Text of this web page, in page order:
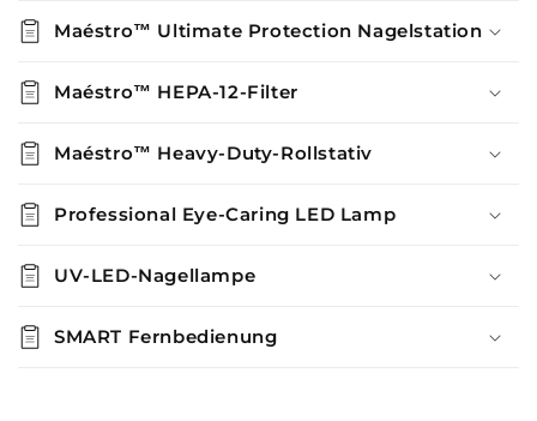
Maéstro™ Ultimate Protection Nagelstation
Maéstro™ HEPA-12-Filter
Maéstro™ Heavy-Duty-Rollstativ
Professional Eye-Caring LED Lamp
UV-LED-Nagellampe
SMART Fernbedienung